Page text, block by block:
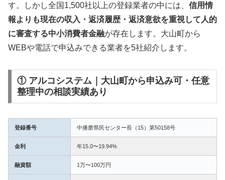
す。しかし全国1,500社以上の登録業者の中には、 信用情
報よりも現在の収入・返済履歴・返済意欲を重視して人的
に審査する中小消費者金融が存在します。大山町から
WEBや電話で申込みできる業者を5社紹介します。
① アルコシステム｜大山町から申込み可・任意
整理中の相談実績あり
登録番号 中播磨県民センター長（15）第50158号
金利 年15.0〜19.94%
融資額 1万〜100万円